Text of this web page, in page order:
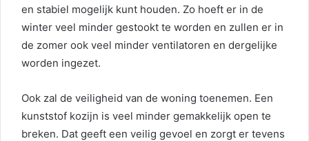
en stabiel mogelijk kunt houden. Zo hoeft er in de
winter veel minder gestookt te worden en zullen er in
de zomer ook veel minder ventilatoren en dergelijke
worden ingezet.
Ook zal de veiligheid van de woning toenemen. Een
kunststof kozijn is veel minder gemakkelijk open te
breken. Dat geeft een veilig gevoel en zorgt er tevens